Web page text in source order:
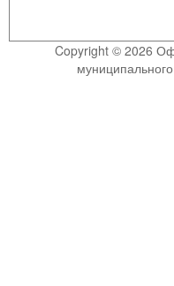
Copyright © 2026